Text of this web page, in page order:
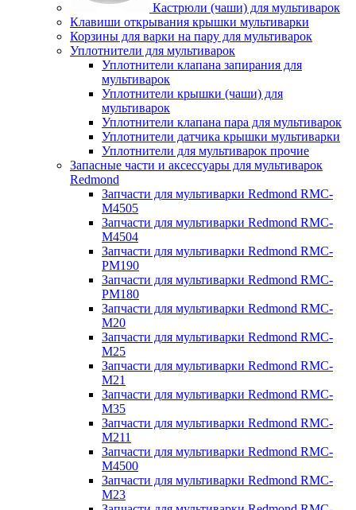
Кастрюли (чаши) для мультиварок
Клавиши открывания крышки мультиварки
Корзины для варки на пару для мультиварок
Уплотнители для мультиварок
Уплотнители клапана запирания для
мультиварок
Уплотнители крышки (чаши) для
мультиварок
Уплотнители клапана пара для мультиварок
Уплотнители датчика крышки мультиварки
Уплотнители для мультиварок прочие
Запасные части и аксессуары для мультиварок
Redmond
Запчасти для мультиварки Redmond RMC-
M4505
Запчасти для мультиварки Redmond RMC-
M4504
Запчасти для мультиварки Redmond RMC-
PM190
Запчасти для мультиварки Redmond RMC-
PM180
Запчасти для мультиварки Redmond RMC-
M20
Запчасти для мультиварки Redmond RMC-
M25
Запчасти для мультиварки Redmond RMC-
M21
Запчасти для мультиварки Redmond RMC-
M35
Запчасти для мультиварки Redmond RMC-
M211
Запчасти для мультиварки Redmond RMC-
M4500
Запчасти для мультиварки Redmond RMC-
M23